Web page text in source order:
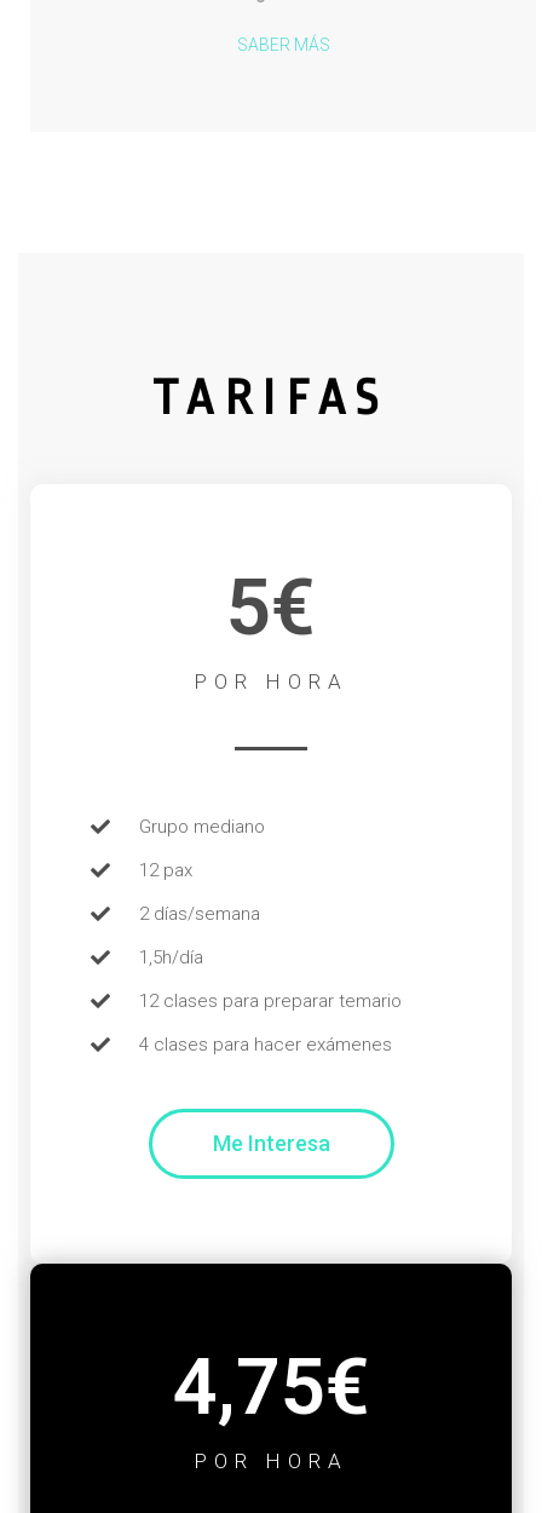
SABER MÁS
TARIFAS
5€
POR HORA
Grupo mediano
12 pax
2 días/semana
1,5h/día
12 clases para preparar temario
4 clases para hacer exámenes
Me Interesa
4,75€
POR HORA